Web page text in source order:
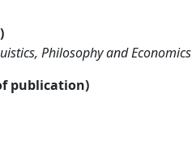
Philosophy and Economics
publication)